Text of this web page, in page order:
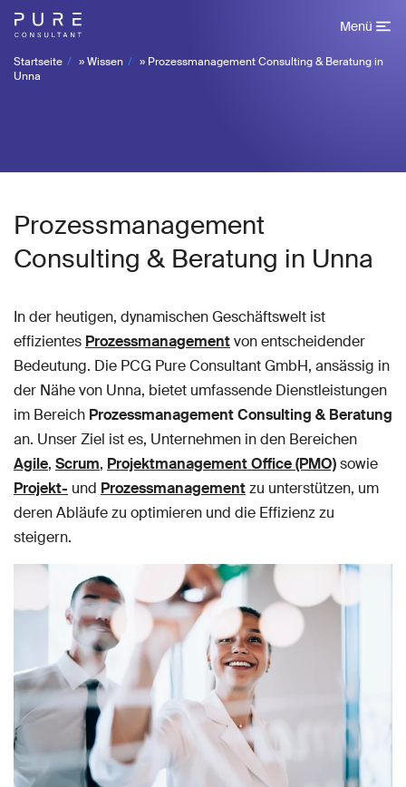
Menü
Startseite »Wissen » Prozessmanagement Consulting & Beratung in
Unna
Prozessmanagement
Consulting & Beratung in Unna
In der heutigen, dynamischen Geschäftswelt ist
effizientes Prozessmanagementvon entscheidender
Bedeutung. Die PCG Pure Consultant GmbH, ansässig in
der Nähe von Unna, bietet umfassende Dienstleistungen
im Bereich Prozessmanagement Consulting & Beratung
an. Unser Ziel ist es, Unternehmen in den Bereichen
Agile, Scrum, Projektmanagement Office (PMO)sowie
Projekt- und Prozessmanagementzu unterstützen, um
deren Abläufe zu optimieren und die Effizienz zu
steigern.